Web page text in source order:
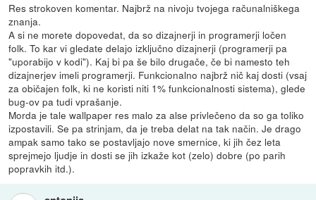
Res strokoven komentar. Najbrž na nivoju tvojega računalniškega
znanja.
A si ne morete dopovedat, da so dizajnerji in programerji ločen
folk. To kar vi gledate delajo izključno dizajnerji (programerji pa
"uporabijo v kodi"). Kaj bi pa še bilo drugače, če bi namesto teh
dizajnerjev imeli programerji. Funkcionalno najbrž nič kaj dosti (vsaj
za običajen folk, ki ne koristi niti 1% funkcionalnosti sistema), glede
bug-ov pa tudi vprašanje.
Morda je tale wallpaper res malo za alse privlečeno da so ga toliko
izpostavili. Se pa strinjam, da je treba delat na tak način. Je drago
ampak samo tako se postavljajo nove smernice, ki jih čez leta
sprejmejo ljudje in dosti se jih izkaže kot (zelo) dobre (po parih
popravkih itd.).